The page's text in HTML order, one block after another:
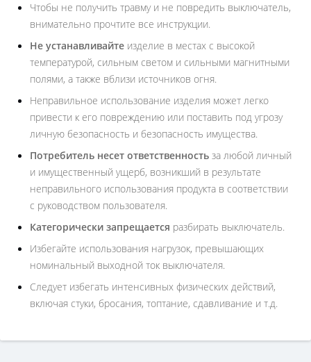
Чтобы не получить травму и не повредить выключатель,
внимательно прочтите все инструкции.
Не устанавливайте изделие в местах с высокой
температурой, сильным светом и сильными магнитными
полями, а также вблизи источников огня.
Неправильное использование изделия может легко
привести к его повреждению или поставить под угрозу
личную безопасность и безопасность имущества.
Потребитель несет ответственность за любой личный
и имущественный ущерб, возникший в результате
неправильного использования продукта в соответствии
с руководством пользователя.
Категорически запрещается разбирать выключатель.
Избегайте использования нагрузок, превышающих
номинальный выходной ток выключателя.
Следует избегать интенсивных физических действий,
включая стуки, бросания, топтание, сдавливание и т.д.